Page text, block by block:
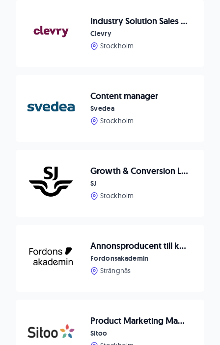
Industry Solution Sales Specialist
Clevry
Stockholm
Content manager
Svedea
Stockholm
Growth & Conversion Lead till SJ
SJ
Stockholm
Annonsproducent till kund i Strängnäs!
Fordonsakademin
Strängnäs
Product Marketing Manager
Sitoo